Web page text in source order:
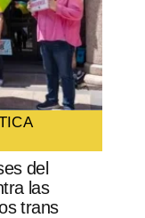
del
las
trans